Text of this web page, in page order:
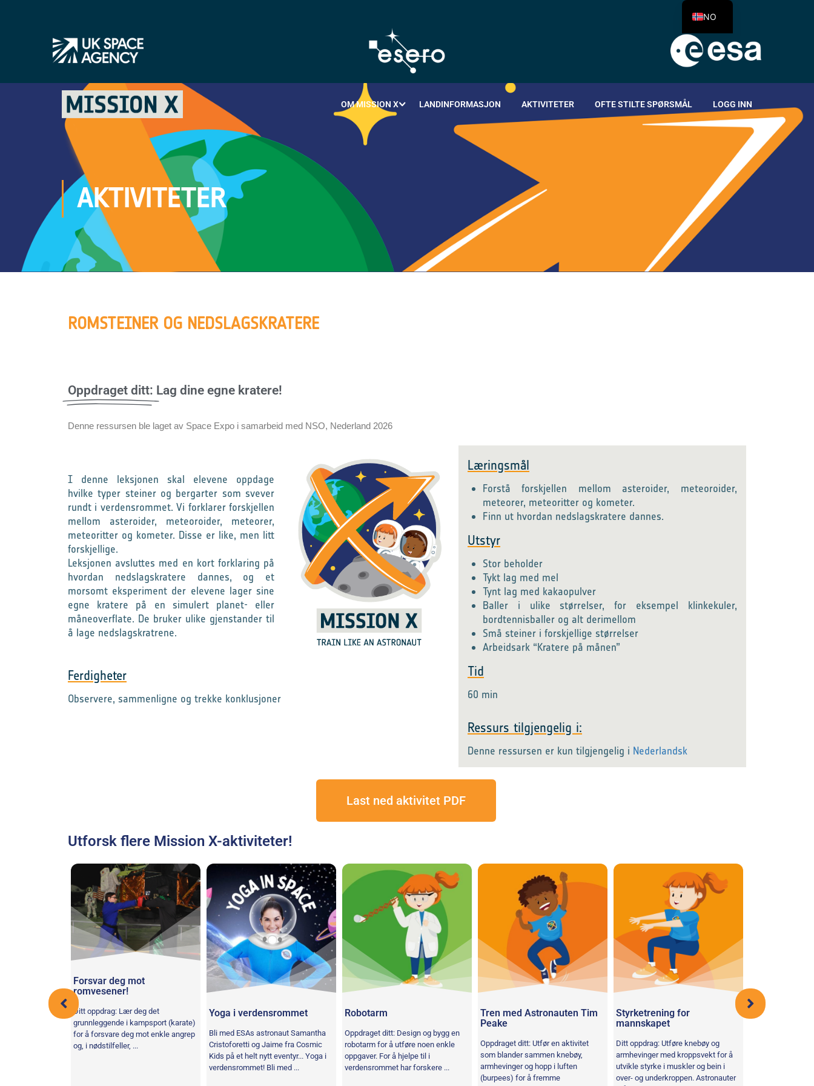
OM MISSION X LANDINFORMASJON AKTIVITETER OFTE STILTE SPØRSMÅL LOGG INN
AKTIVITETER
ROMSTEINER OG NEDSLAGSKRATERE
Oppdraget ditt: Lag dine egne kratere!
Denne ressursen ble laget av Space Expo i samarbeid med NSO, Nederland 2026
I denne leksjonen skal elevene oppdage
hvilke typer steiner og bergarter som svever
rundt i verdensrommet. Vi forklarer forskjellen
mellom asteroider, meteoroider, meteorer,
meteoritter og kometer. Disse er like, men litt
forskjellige.
Leksjonen avsluttes med en kort forklaring på
hvordan nedslagskratere dannes, og et
morsomt eksperiment der elevene lager sine
egne kratere på en simulert planet- eller
måneoverflate. De bruker ulike gjenstander til
å lage nedslagskratrene.
Ferdigheter
Observere, sammenligne og trekke konklusjoner
Læringsmål
Forstå forskjellen mellom asteroider, meteoroider,
meteorer, meteoritter og kometer.
Finn ut hvordan nedslagskratere dannes.
Utstyr
Stor beholder
Tykt lag med mel
Tynt lag med kakaopulver
Baller i ulike størrelser, for eksempel klinkekuler,
bordtennisballer og alt derimellom
Små steiner i forskjellige størrelser
Arbeidsark “Kratere på månen”
Tid
60 min
Ressurs tilgjengelig i:
Denne ressursen er kun tilgjengelig i Nederlandsk
Last ned aktivitet PDF
Utforsk flere Mission X-aktiviteter!
Forsvar deg mot
romvesener!
Ditt oppdrag: Lær deg det
grunnleggende i kampsport (karate)
for å forsvare deg mot enkle angrep
og, i nødstilfeller, ...
Yoga i verdensrommet
Bli med ESAs astronaut Samantha
Cristoforetti og Jaime fra Cosmic
Kids på et helt nytt eventyr... Yoga i
verdensrommet! Bli med ...
Robotarm
Oppdraget ditt: Design og bygg en
robotarm for å utføre noen enkle
oppgaver. For å hjelpe til i
verdensrommet har forskere ...
Tren med Astronauten Tim
Peake
Oppdraget ditt: Utfør en aktivitet
som blander sammen knebøy,
armhevinger og hopp i luften
(burpees) for å fremme
Styrketrening for
mannskapet
Ditt oppdrag: Utføre knebøy og
armhevinger med kroppsvekt for å
utvikle styrke i muskler og bein i
over- og underkroppen. Astronauter
NO